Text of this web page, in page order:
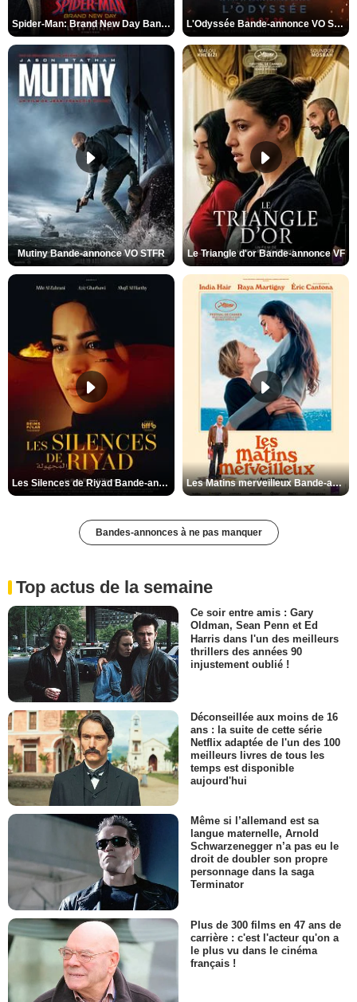
Spider-Man: Brand New Day Bande-annonce VO STFR L'Odyssée Bande-annonce VO STFR
Mutiny Bande-annonce VO STFR Le Triangle d'or Bande-annonce VF
Les Silences de Riyad Bande-annonce VO STFR Les Matins merveilleux Bande-annonce VF
Bandes-annonces à ne pas manquer
Top actus de la semaine
Ce soir entre amis : Gary
Oldman, Sean Penn et Ed
Harris dans l'un des meilleurs
thrillers des années 90
injustement oublié !
Déconseillée aux moins de 16
ans : la suite de cette série
Netflix adaptée de l'un des 100
meilleurs livres de tous les
temps est disponible
aujourd'hui
Même si l’allemand est sa
langue maternelle, Arnold
Schwarzenegger n’a pas eu le
droit de doubler son propre
personnage dans la saga
Terminator
Plus de 300 films en 47 ans de
carrière : c'est l'acteur qu'on a
le plus vu dans le cinéma
français !